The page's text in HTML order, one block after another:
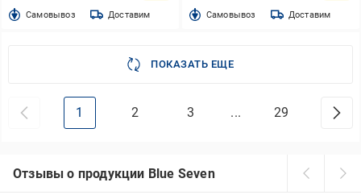
Cамовывоз Доставим Cамовывоз Доставим
ПОКАЗАТЬ ЕЩЕ
1 2 3 ... 29
Отзывы о продукции Blue Seven